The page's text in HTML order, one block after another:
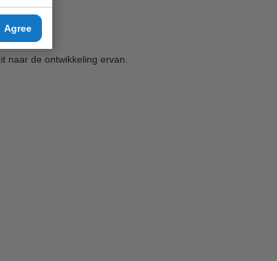
Agree
naar de ontwikkeling ervan.